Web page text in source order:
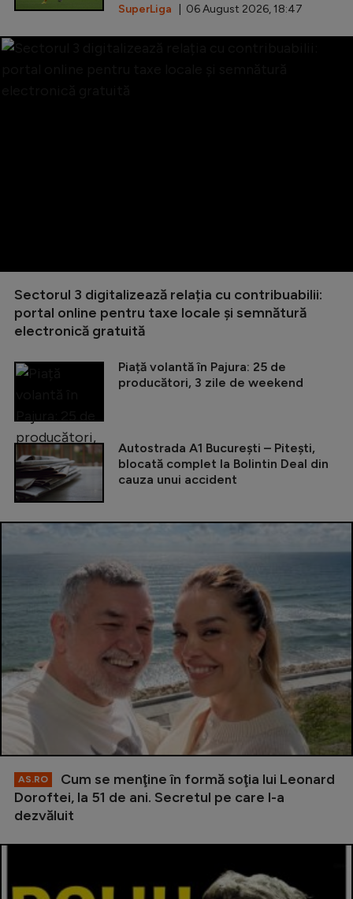
SuperLiga | 06 August 2026, 18:47
Sectorul 3 digitalizează relația cu contribuabilii:
portal online pentru taxe locale și semnătură
electronică gratuită
Piață volantă în Pajura: 25 de
producători, 3 zile de weekend
Autostrada A1 București – Pitești,
blocată complet la Bolintin Deal din
cauza unui accident
AS.RO
Cum se menţine în formă soţia lui Leonard
Doroftei, la 51 de ani. Secretul pe care l-a
dezvăluit